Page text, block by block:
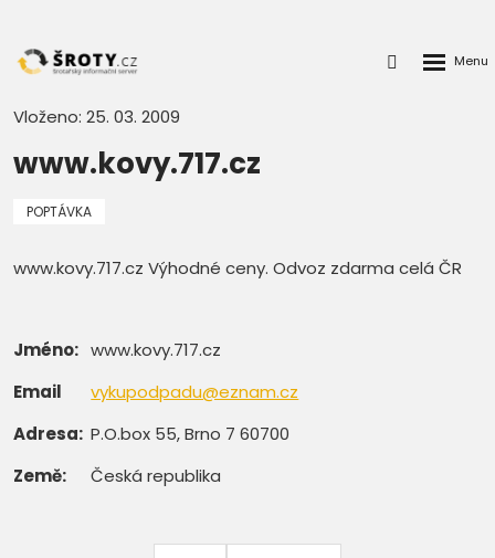
Přihlášení
Vloženo: 25. 03. 2009
www.kovy.717.cz
POPTÁVKA
www.kovy.717.cz Výhodné ceny. Odvoz zdarma celá ČR
Jméno: www.kovy.717.cz
Email
vykupodpadu@eznam.cz
Adresa: P.O.box 55, Brno 7 60700
Země:
Česká republika